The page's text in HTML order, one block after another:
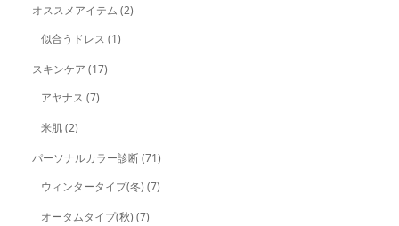
オススメアイテム (2)
似合うドレス (1)
スキンケア (17)
アヤナス (7)
米肌(2)
パーソナルカラー診断(71)
ウィンタータイプ(冬) (7)
オータムタイプ(秋) (7)